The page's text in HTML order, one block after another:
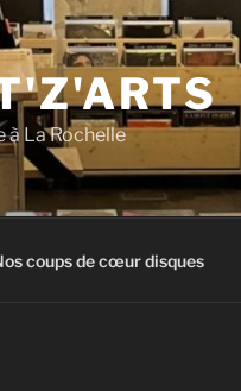
La Rochelle
coups de cœur disques